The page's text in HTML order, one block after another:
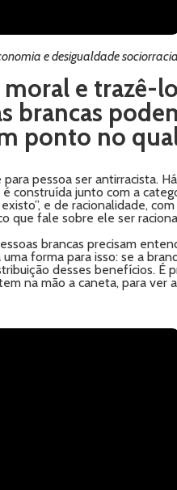
e desigualdade
e trazê-
brancas
ponto no
pessoa ser antirracista.
construída junto com a
e de racionalidade,
que fale sobre ele ser
brancas precisam
forma para isso: se a
desses benefícios. É
na mão a caneta, para ver